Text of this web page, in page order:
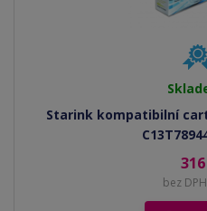
Starink kompatibilní
bez